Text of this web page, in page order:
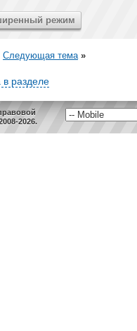
Следующая тема »
разделе
2026.